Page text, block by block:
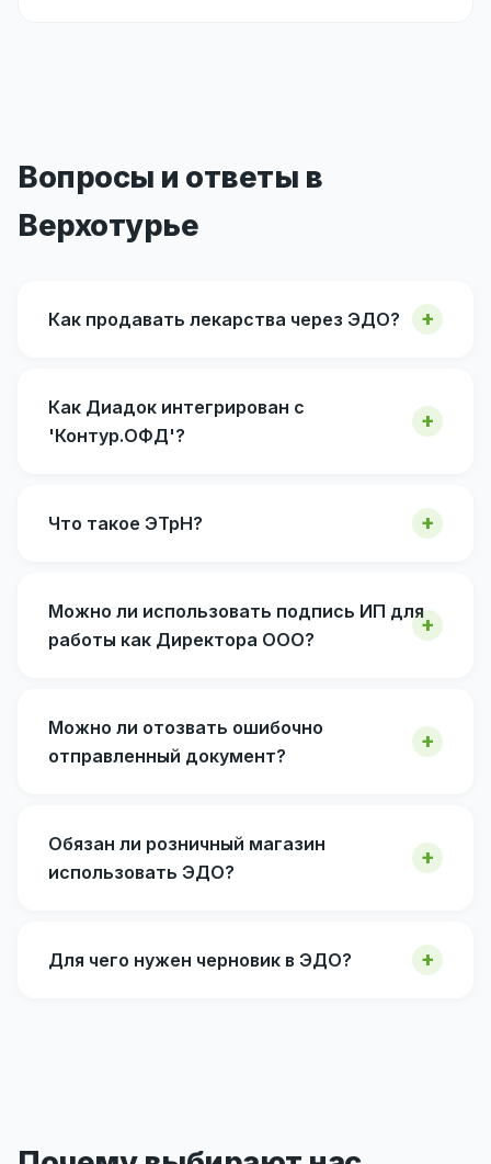
Вопросы и ответы в
Верхотурье
Как продавать лекарства через ЭДО?
Как Диадок интегрирован с
'Контур.ОФД'?
Что такое ЭТрН?
Можно ли использовать подпись ИП для
работы как Директора ООО?
Можно ли отозвать ошибочно
отправленный документ?
Обязан ли розничный магазин
использовать ЭДО?
Для чего нужен черновик в ЭДО?